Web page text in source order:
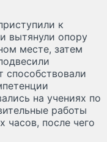
к
вытянули опору
месте, затем
способствовали
на учениях по
работы
часов, после чего